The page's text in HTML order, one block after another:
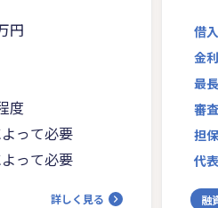
円
度
って必要
って必要
詳しく見る
借
金利
最
審
担保
代
融